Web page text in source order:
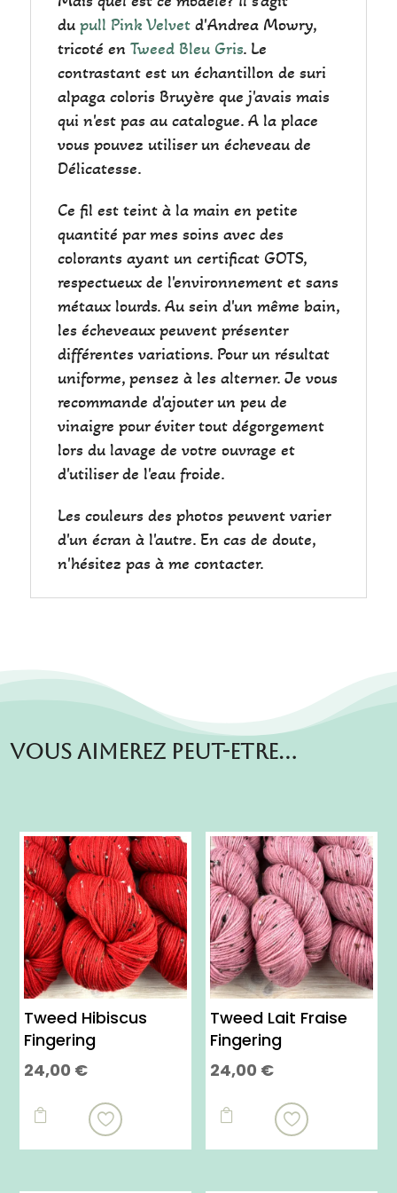
du pull Pink Velvetd'Andrea Mowry,
tricoté en Tweed Bleu Gris. Le
contrastant est un échantillon de suri
alpaga coloris Bruyère que j'avais mais
qui n'est pas au catalogue. A la place
vous pouvez utiliser un écheveau de
Délicatesse.
Ce fil est teint à la main en petite
quantité par mes soins avec des
colorants ayant un certificat GOTS,
respectueux de l'environnement et sans
métaux lourds. Au sein d'un même bain,
les écheveaux peuvent présenter
différentes variations. Pour un résultat
uniforme, pensez à les alterner. Je vous
recommande d'ajouter un peu de
vinaigre pour éviter tout dégorgement
lors du lavage de votre ouvrage et
d'utiliser de l'eau froide.
Les couleurs des photos peuvent varier
d'un écran à l'autre. En cas de doute,
n'hésitez pas à me contacter.
Vous aimerez peut-etre…
Tweed Hibiscus
Fingering
24,00 €

produit
Tweed Lait Fraise
Fingering
24,00 €

produit